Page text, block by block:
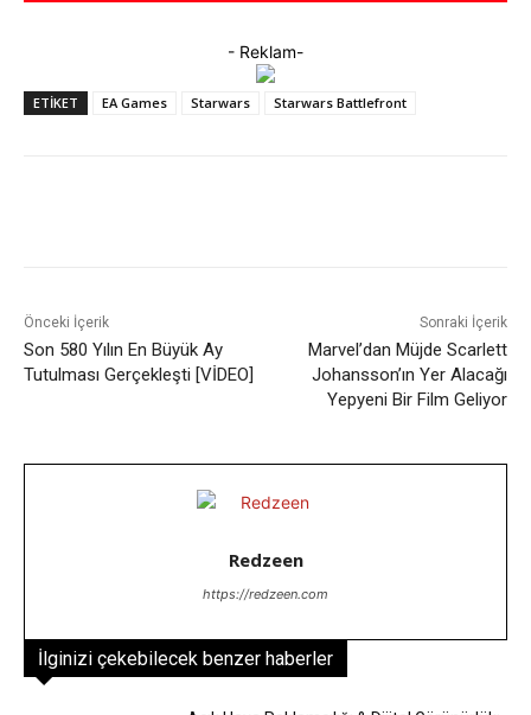
- Reklam-
ETIKET EA Games Starwars Starwars Battlefront
Önceki İçerik
Son 580 Yılın En Büyük Ay
Tutulması Gerçekleşti [VİDEO]
Sonraki İçerik
Marvel’dan Müjde Scarlett
Johansson’ın Yer Alacağı
Yepyeni Bir Film Geliyor
Redzeen
https://redzeen.com
İlginizi çekebilecek benzer haberler